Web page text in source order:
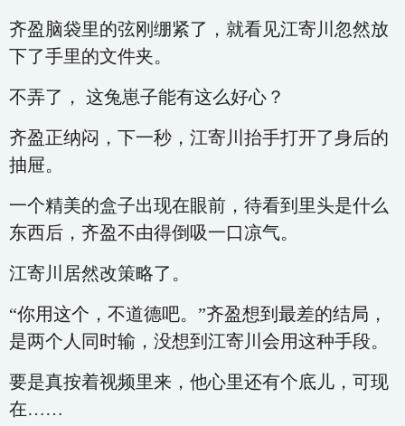
齐盈脑袋里的弦刚绷紧了，就看见江寄川忽然放
下了手里的文件夹。
不弄了， 这兔崽子能有这么好心？
齐盈正纳闷，下一秒，江寄川抬手打开了身后的
抽屉。
一个精美的盒子出现在眼前，待看到里头是什么
东西后，齐盈不由得倒吸一口凉气。
江寄川居然改策略了。
“你用这个，不道德吧。”齐盈想到最差的结局，
是两个人同时输，没想到江寄川会用这种手段。
要是真按着视频里来，他心里还有个底儿，可现
在……